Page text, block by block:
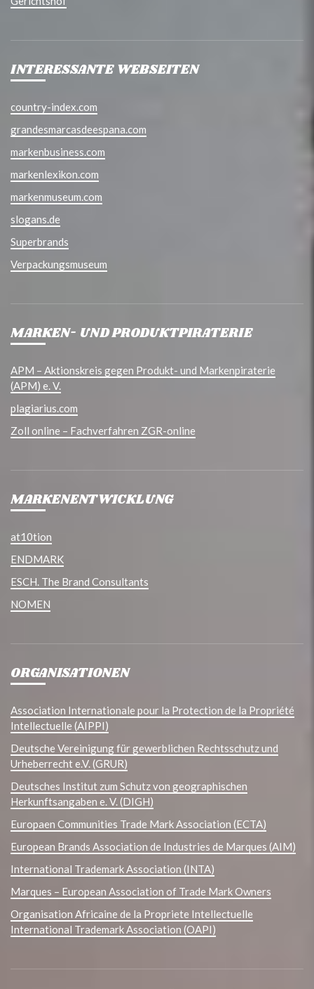
INTERESSANTE WEBSEITEN
country-index.com
grandesmarcasdeespana.com
markenbusiness.com
markenlexikon.com
markenmuseum.com
slogans.de
Superbrands
Verpackungsmuseum
MARKEN- UND PRODUKTPIRATERIE
APM – Aktionskreis gegen Produkt- und Markenpiraterie
(APM) e. V.
plagiarius.com
Zoll online – Fachverfahren ZGR-online
MARKENENTWICKLUNG
at10tion
ENDMARK
ESCH. The Brand Consultants
NOMEN
ORGANISATIONEN
Association Internationale pour la Protection de la Propriété
Intellectuelle (AIPPI)
Deutsche Vereinigung für gewerblichen Rechtsschutz und
Urheberrecht e.V. (GRUR)
Deutsches Institut zum Schutz von geographischen
Herkunftsangaben e. V. (DIGH)
Europaen Communities Trade Mark Association (ECTA)
European Brands Association de Industries de Marques (AIM)
International Trademark Association (INTA)
Marques – European Association of Trade Mark Owners
Organisation Africaine de la Propriete Intellectuelle
International Trademark Association (OAPI)